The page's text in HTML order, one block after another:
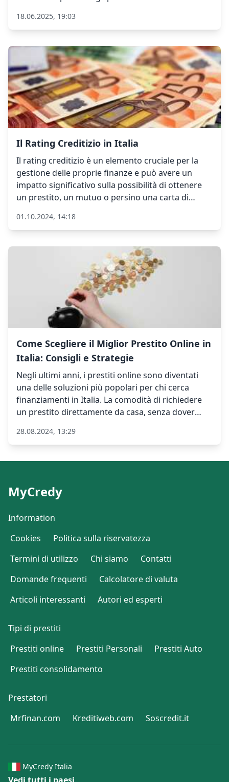
18.06.2025, 19:03
Il Rating Creditizio in Italia
Il rating creditizio è un elemento cruciale per la
gestione delle proprie finanze e può avere un
impatto significativo sulla possibilità di ottenere
un prestito, un mutuo o persino una carta di
comprendere come esso influisce sulla
concessione del credito e sapere come migliorarlo
può fare la differenza tra l'accesso a condizioni
finanziarie favorevoli o il rifiuto delle richieste di
credito. In questo articolo esploreremo come puoi
verificare il tuo rating creditizio in Italia, come
esso influisce sulla tua possibilità di ottenere un
prestito, e forniremo consigli su come migliorare il
tuo punteggio di credito.
01.10.2024, 14:18
Come Scegliere il Miglior Prestito Online in
Italia: Consigli e Strategie
Negli ultimi anni, i prestiti online sono diventati
una delle soluzioni più popolari per chi cerca
finanziamenti in Italia. La comodità di richiedere
un prestito direttamente da casa, senza dover
opzione particolarmente attraente. Tuttavia, con la
crescente offerta di prestatori online, scegliere il
prestito giusto può essere una sfida. In questo
per aiutarti a fare la scelta migliore.
28.08.2024, 13:29
MyCredy
Information
Cookies
Politica sulla riservatezza
Termini di utilizzo
Chi siamo
Contatti
Domande frequenti
Calcolatore di valuta
Articoli interessanti
Autori ed esperti
Tipi di prestiti
Prestiti online
Prestiti Personali
Prestiti Auto
Prestiti consolidamento
Prestatori
Mrfinan.com
Kreditiweb.com Soscredit.it
MyCredy Italia